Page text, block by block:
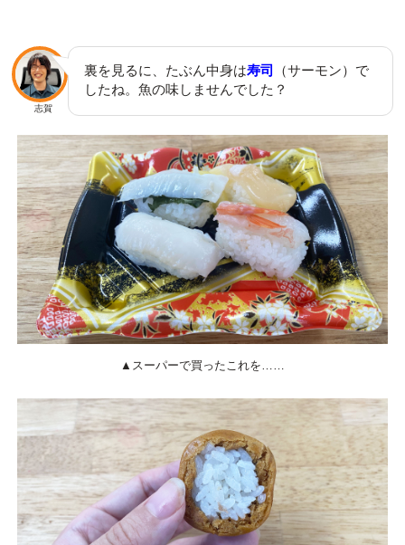
志賀
裏を見るに、たぶん中身は寿司
（サーモン）で
したね。魚の味しませんでした？
▲スーパーで買ったこれを……